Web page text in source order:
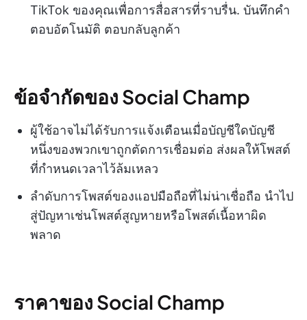
TikTok ของคุณเพื่อการสื่อสารที่ราบรื่น. บันทึกคำ
ตอบอัตโนมัติ ตอบกลับลูกค้า
ข้อจำกัดของ Social Champ
ผู้ใช้อาจไม่ได้รับการแจ้งเตือนเมื่อบัญชีใดบัญชี
หนึ่งของพวกเขาถูกตัดการเชื่อมต่อ ส่งผลให้โพสต์
ที่กำหนดเวลาไว้ล้มเหลว
ลำดับการโพสต์ของแอปมือถือที่ไม่น่าเชื่อถือ นำไป
สู่ปัญหาเช่นโพสต์สูญหายหรือโพสต์เนื้อหาผิด
พลาด
ราคาของ Social Champ